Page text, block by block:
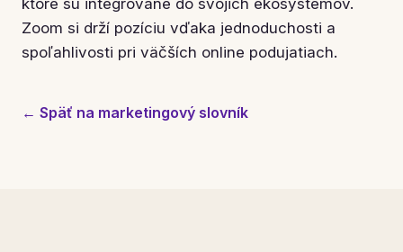
ktoré sú integrované do svojich ekosystémov.
Zoom si drží pozíciu vďaka jednoduchosti a
spoľahlivosti pri väčších online podujatiach.
← Späť na marketingový slovník